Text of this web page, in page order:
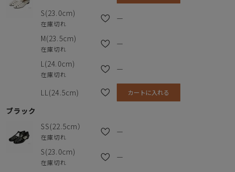
S(23.0cm)
在庫切れ
—
M(23.5cm)
在庫切れ
—
L(24.0cm)
在庫切れ
—
LL(24.5cm) カートに入れる
ブラック
SS(22.5cm）
在庫切れ
—
S(23.0cm)
在庫切れ
—
靴底
生産国
サイズ M L
22.5cm
8.0cm 8.3cm
1.5cm
※単位はセンチメートルです